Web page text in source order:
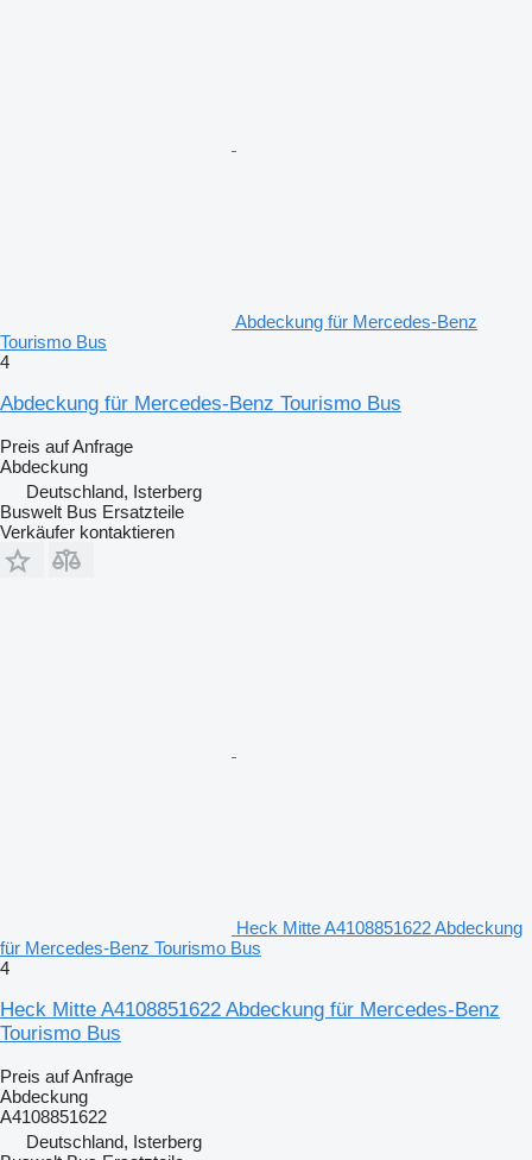
Abdeckung für Mercedes-Benz
Tourismo Bus
4
Abdeckung für Mercedes-Benz Tourismo Bus
Preis auf Anfrage
Abdeckung
Deutschland, Isterberg
Buswelt Bus Ersatzteile
Verkäufer kontaktieren
Heck Mitte A4108851622 Abdeckung
für Mercedes-Benz Tourismo Bus
4
Heck Mitte A4108851622 Abdeckung für Mercedes-Benz
Tourismo Bus
Preis auf Anfrage
Abdeckung
A4108851622
Deutschland, Isterberg